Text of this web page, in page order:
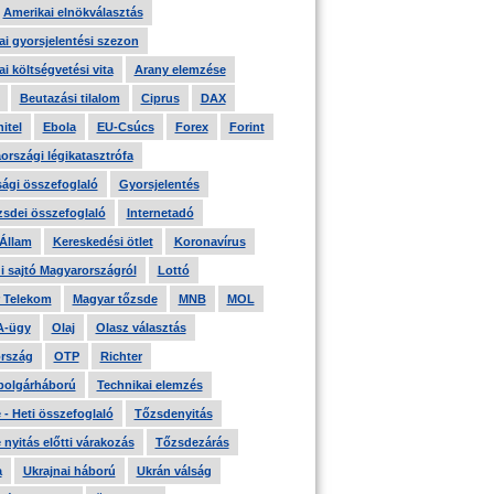
Amerikai elnökválasztás
gyorsjelentési szezon
költségvetési vita Arany elemzése
Beutazási tilalom Ciprus DAX
Ebola EU-Csúcs Forex Forint
légikatasztrófa
összefoglaló Gyorsjelentés
összefoglaló Internetadó
Kereskedési ötlet Koronavírus
sajtó Magyarországról Lottó
Telekom Magyar tőzsde MNB MOL
ügy Olaj Olasz választás
OTP Richter
Technikai elemzés
- Heti összefoglaló Tőzsdenyitás
nyitás előtti várakozás Tőzsdezárás
Ukrajnai háború Ukrán válság